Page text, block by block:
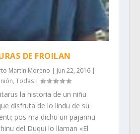
DE FROILAN
Martín Moreno | Jun 22, 2016|
, Todas|
la historia de un niñu
disfruta de lo lindu de su
pos ma dichu un pajarinu
del Duqui lo llaman «El